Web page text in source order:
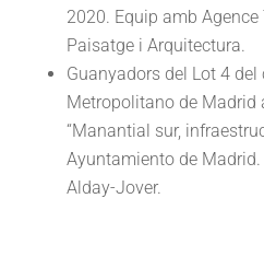
2020. Equip amb Agence
Paisatge i Arquitectura.
Guanyadors del Lot 4
Metropolitano de Madrid
“Manantial sur,
Ayuntamiento de
Alday-Jover.